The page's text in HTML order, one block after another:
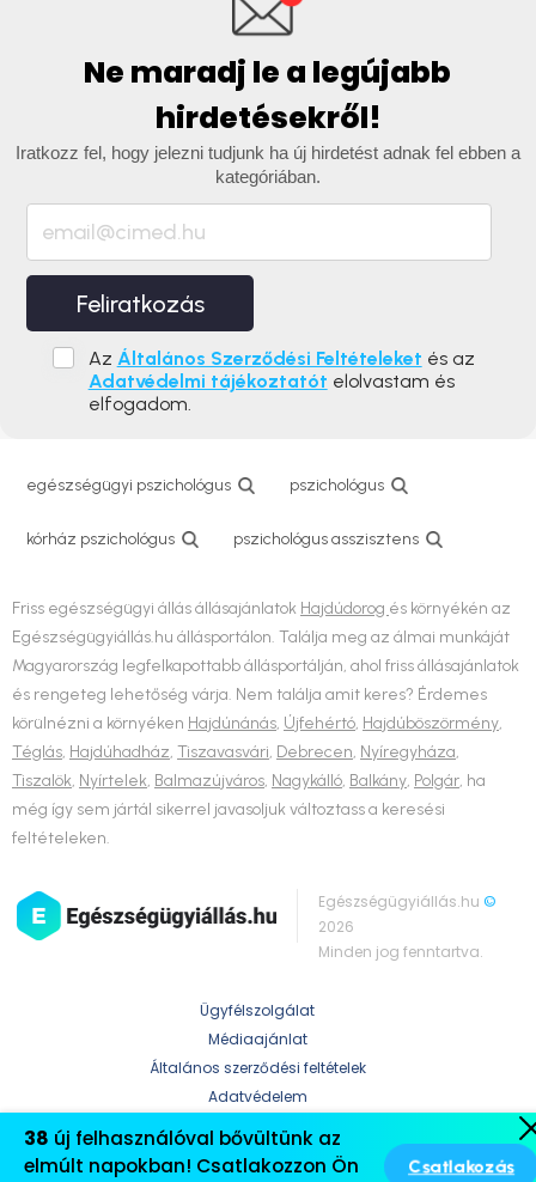
Ne maradj le a legújabb
hirdetésekről!
Iratkozz fel, hogy jelezni tudjunk ha új hirdetést adnak fel ebben a
kategóriában.
Feliratkozás
Az Általános Szerződési Feltételeket és az
Adatvédelmi tájékoztatót elolvastam és
elfogadom.
egészségügyi pszichológus pszichológus
kórház pszichológus pszichológus asszisztens
Friss egészségügyi állás állásajánlatok Hajdúdorog és környékén az
Egészségügyiállás.hu állásportálon. Találja meg az álmai munkáját
Magyarország legfelkapottabb állásportálján, ahol friss állásajánlatok
és rengeteg lehetőség várja. Nem találja amit keres? Érdemes
körülnézni a környéken Hajdúnánás, Újfehértó, Hajdúböszörmény,
Téglás, Hajdúhadház, Tiszavasvári, Debrecen, Nyíregyháza,
Tiszalök, Nyírtelek, Balmazújváros, Nagykálló, Balkány, Polgár, ha
még így sem jártál sikerrel javasoljuk változtass a keresési
feltételeken.
Egészségügyiállás.hu©
2026
Minden jog fenntartva.
Ügyfélszolgálat
Médiaajánlat
Általános szerződési feltételek
Adatvédelem
38 új felhasználóval bővültünk az
elmúlt napokban! Csatlakozzon Ön
Csatlakozás